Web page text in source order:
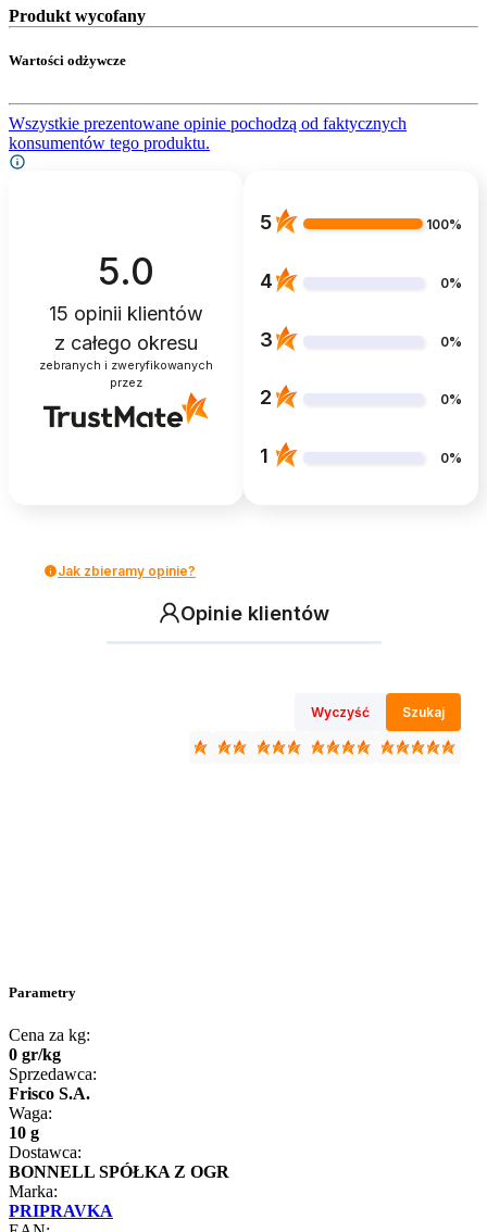
Produkt wycofany
Wartości odżywcze
Wszystkie prezentowane opinie pochodzą od faktycznych
konsumentów tego produktu.
5.0
15 opinii klientów
z całego okresu
zebranych i zweryfikowanych
przez
5 100%
4 0%
3 0%
2 0%
1 0%
Jak zbieramy opinie?
Opinie klientów
Wyczyść Szukaj
Parametry
Cena za kg:
0 gr/kg
Sprzedawca:
Frisco S.A.
Waga:
10 g
Dostawca:
BONNELL SPÓŁKA Z OGR
Marka:
PRIPRAVKA